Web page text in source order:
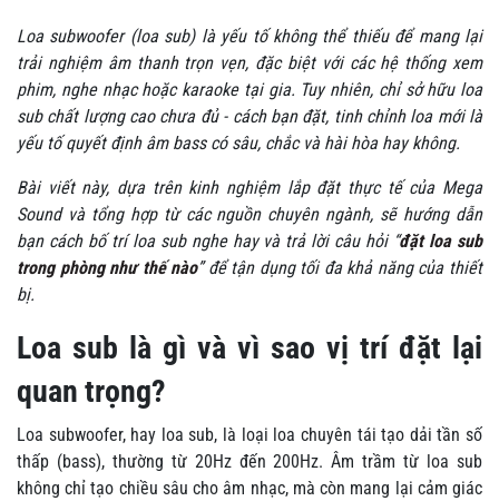
Loa subwoofer (loa sub) là yếu tố không thể thiếu để mang lại
trải nghiệm âm thanh trọn vẹn, đặc biệt với các hệ thống xem
phim, nghe nhạc hoặc karaoke tại gia. Tuy nhiên, chỉ sở hữu loa
sub chất lượng cao chưa đủ - cách bạn đặt, tinh chỉnh loa mới là
yếu tố quyết định âm bass có sâu, chắc và hài hòa hay không.
Bài viết này, dựa trên kinh nghiệm lắp đặt thực tế của Mega
Sound và tổng hợp từ các nguồn chuyên ngành, sẽ hướng dẫn
bạn cách bố trí loa sub nghe hay và trả lời câu hỏi “đặt loa sub
trong phòng như thế nào” để tận dụng tối đa khả năng của thiết
bị.
Loa sub là gì và vì sao vị trí đặt lại
quan trọng?
Loa subwoofer, hay loa sub, là loại loa chuyên tái tạo dải tần số
thấp (bass), thường từ 20Hz đến 200Hz. Âm trầm từ loa sub
không chỉ tạo chiều sâu cho âm nhạc, mà còn mang lại cảm giác